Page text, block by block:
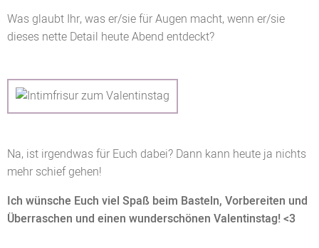
Was glaubt Ihr, was er/sie für Augen macht, wenn er/sie
dieses nette Detail heute Abend entdeckt?
Na, ist irgendwas für Euch dabei? Dann kann heute ja nichts
mehr schief gehen!
Ich wünsche Euch viel Spaß beim Basteln, Vorbereiten und
Überraschen und einen wunderschönen Valentinstag! <3